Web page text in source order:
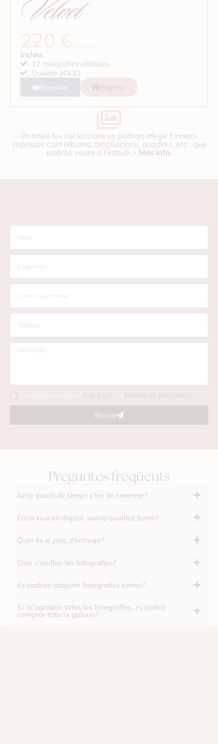
Velvet
Inclou:
12 fotografies editades
Quadre 30x30
Reservar
Regalar
En totes les col·leccions es podran afegir formats
impresos com àlbums, ampliacions, quadres, etc., que
podràs veure a l'estudi > Més info.
Avís legal Política de priovadesa
Enviar
Preguntes freqüents
Amb quant de temps s’ha de reservar?
Els arxius en digital, quina qualitat tenen?
Quin és el plaç d’entrega?
Com s’esullen les fotografies?
Es podran adquirir fotografies extres?
Si m’agraden totes les fotografies, es podrà
comprar tota la galeria?